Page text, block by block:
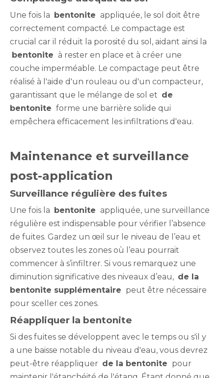
Une fois la bentonite appliquée, le sol doit être
correctement compacté. Le compactage est
crucial car il réduit la porosité du sol, aidant ainsi la
bentonite à rester en place et à créer une
couche imperméable. Le compactage peut être
réalisé à l'aide d'un rouleau ou d'un compacteur,
garantissant que le mélange de sol et de
bentonite forme une barrière solide qui
empêchera efficacement les infiltrations d'eau.
Maintenance et surveillance
post-application
Surveillance régulière des fuites
Une fois la bentonite appliquée, une surveillance
régulière est indispensable pour vérifier l’absence
de fuites. Gardez un œil sur le niveau de l’eau et
observez toutes les zones où l’eau pourrait
commencer à s’infiltrer. Si vous remarquez une
diminution significative des niveaux d’eau, de la
bentonite supplémentaire peut être nécessaire
pour sceller ces zones.
Réappliquer la bentonite
Si des fuites se développent avec le temps ou s'il y
a une baisse notable du niveau d'eau, vous devrez
peut-être réappliquer de la bentonite pour